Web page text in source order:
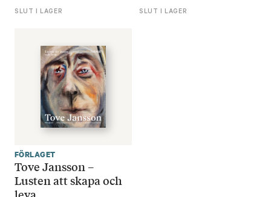
SLUT I LAGER SLUT I LAGER
FÖRLAGET
Tove Jansson –
Lusten att skapa och